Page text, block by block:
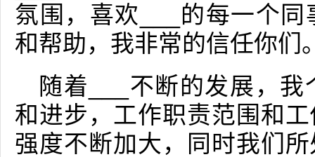
氛围，喜欢___的每一个
和帮助，我非常的信任你们
随着___不断的发展，
和进步，工作职责范围和
强度不断加大，同时我们